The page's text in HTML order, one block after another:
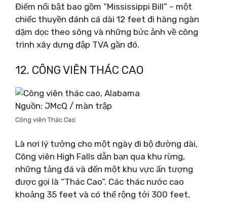
Điểm nổi bật bao gồm “Mississippi Bill” – một
chiếc thuyền đánh cá dài 12 feet đi hàng ngàn
dặm dọc theo sông và những bức ảnh về công
trình xây dựng đập TVA gần đó.
12. CÔNG VIÊN THÁC CAO
Nguồn: JMcQ / màn trập
Công viên Thác Cao
Là nơi lý tưởng cho một ngày đi bộ đường dài,
Công viên High Falls dẫn bạn qua khu rừng,
những tảng đá và đến một khu vực ấn tượng
được gọi là “Thác Cao”. Các thác nước cao
khoảng 35 feet và có thể rộng tới 300 feet,